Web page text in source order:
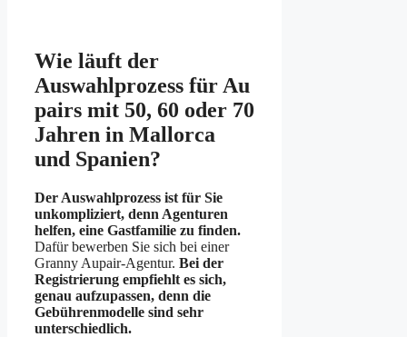
Wie läuft der
Auswahlprozess für Au
pairs mit 50, 60 oder 70
Jahren in Mallorca
und Spanien?
Der Auswahlprozess ist für Sie
unkompliziert, denn Agenturen
helfen, eine Gastfamilie zu finden.
Dafür bewerben Sie sich bei einer
Granny Aupair-Agentur. Bei der
Registrierung empfiehlt es sich,
genau aufzupassen, denn die
Gebührenmodelle sind sehr
unterschiedlich.